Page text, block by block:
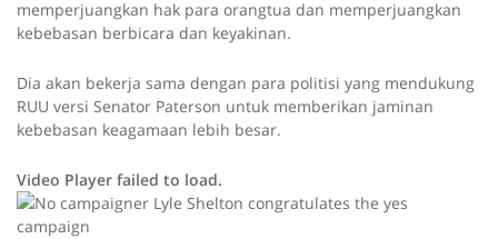
memperjuangkan hak para orangtua dan memperjuangkan
kebebasan berbicara dan keyakinan.
Dia akan bekerja sama dengan para politisi yang mendukung
RUU versi Senator Paterson untuk memberikan jaminan
kebebasan keagamaan lebih besar.
Video Player failed to load.